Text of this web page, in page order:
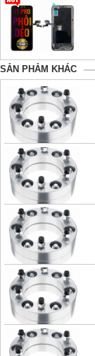
SẢN PHẢM KHÁC